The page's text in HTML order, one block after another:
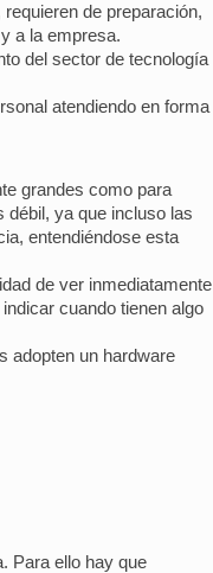
de preparación,
a la empresa.
del sector de tecnología
atendiendo en forma
grandes como para
débil, ya que incluso las
entendiéndose esta
de ver inmediatamente
cuando tienen algo
adopten un hardware
Para ello hay que